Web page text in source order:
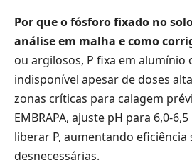
Por que o fósforo fixado no
análise em malha e como
ou argilosos, P fixa em
indisponível apesar de doses
zonas críticas para calagem
EMBRAPA, ajuste pH para 6,0-
liberar P, aumentando eficiência
desnecessárias.